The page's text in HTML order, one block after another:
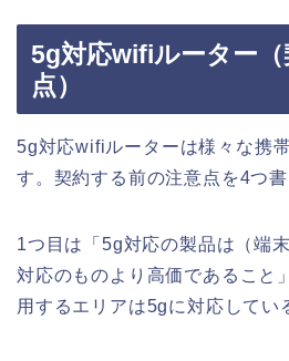
5g対応wifiルーター
点）
5g対応wifiルーターは様々な携
す。契約する前の注意点を4つ書
1つ目は「5g対応の製品は（端
対応のものより高価であること
用するエリアは5gに対応してい